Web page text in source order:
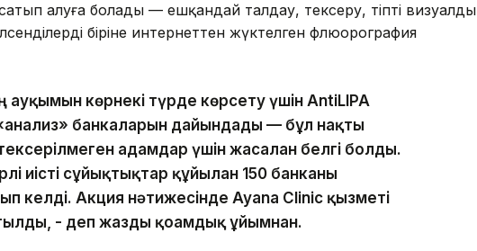
алуға болады — ешқандай талдау, тексеру, тіпті визуалды
біріне интернеттен жүктелген флюорография
ауқымын көрнекі түрде көрсету үшін AntiLIPA
банкаларын дайындады — бұл нақты
адамдар үшін жасалған белгі болды.
иісті сұйықтықтар құйылған 150 банканы
келді. Акция нәтижесінде Ayana Clinic қызметі
- деп жазды қоғамдық ұйымнан.